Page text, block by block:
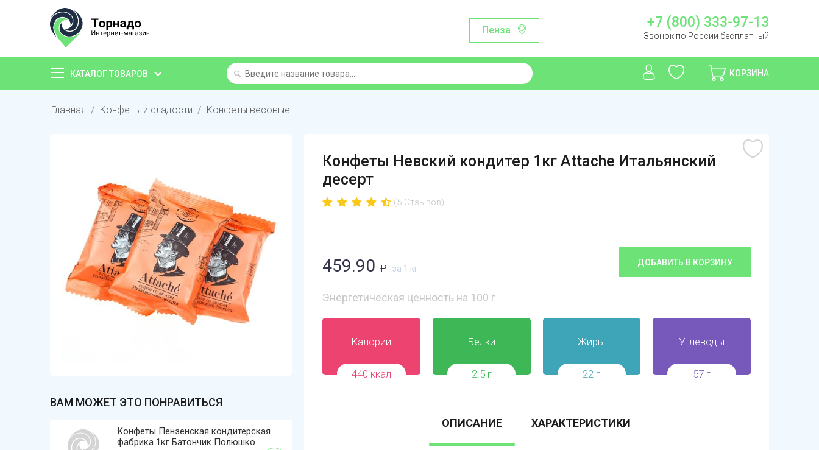
Пенза +7 (800) 333-97-13
Звонок по России бесплатный
КАТАЛОГ ТОВАРОВ КОРЗИНА
Главная / Конфеты и сладости / Конфеты весовые
ВАМ МОЖЕТ ЭТО ПОНРАВИТЬСЯ
Конфеты Пензенская кондитерская
фабрика 1кг Батончик Полюшко
Конфеты Невский кондитер 1кг Attache Итальянский
десерт
(5 Отзывов)
459.90 Р за 1 кг
ДОБАВИТЬ В КОРЗИНУ
Энергетическая ценность на 100 г
Калории
440 ккал
Белки
2.5 г
Жиры
22 г
Углеводы
57 г
ОПИСАНИЕ ХАРАКТЕРИСТИКИ